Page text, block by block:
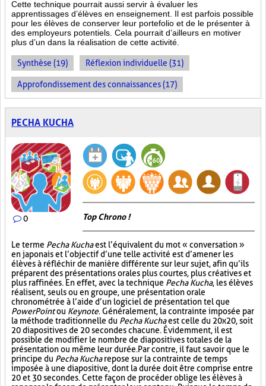
Cette technique pourrait aussi servir à évaluer les
apprentissages d’élèves en enseignement. Il est parfois possible
pour les élèves de conserver leur portefolio et de le présenter à
des employeurs potentiels. Cela pourrait d’ailleurs en motiver
plus d’un dans la réalisation de cette activité.
Synthèse (19) Réflexion individuelle (31)
Approfondissement des connaissances (17)
PECHA KUCHA
0 Top Chrono !
Le terme Pecha Kuchaest l’équivalent du mot « conversation »
en japonais et l’objectif d’une telle activité est d’amener les
élèves à réfléchir de manière différente sur leur sujet, afin qu’ils
préparent des présentations orales plus courtes, plus créatives et
plus raffinées. En effet, avec la technique Pecha Kucha, les élèves
réalisent, seuls ou en groupe, une présentation orale
chronométrée à l’aide d’un logiciel de présentation tel que
PowerPointou Keynote. Généralement, la contrainte imposée par
la méthode traditionnelle du Pecha Kuchaest celle du 20x20, soit
20 diapositives de 20 secondes chacune. Évidemment, il est
possible de modifier le nombre de diapositives totales de la
présentation ou même leur durée. Par contre, il faut savoir que le
principe du Pecha Kucharepose sur la contrainte de temps
imposée à une diapositive, dont la durée doit être comprise entre
20 et 30 secondes. Cette façon de procéder oblige les élèves à